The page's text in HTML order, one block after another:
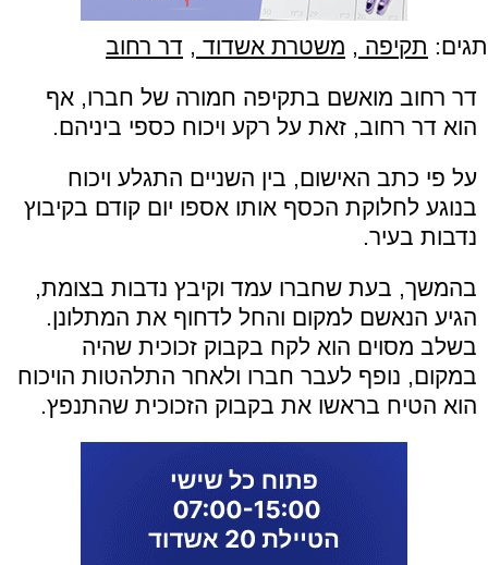
תגים: תקיפה , משטרת אשדוד , דר רחוב
דר רחוב מואשם בתקיפה חמורה של חברו, אף
הוא דר רחוב, זאת על רקע ויכוח כספי ביניהם.
על פי כתב האישום, בין השניים התגלע ויכוח
בנוגע לחלוקת הכסף אותו אספו יום קודם בקיבוץ
נדבות בעיר.
בהמשך, בעת שחברו עמד וקיבץ נדבות בצומת,
הגיע הנאשם למקום והחל לדחוף את המתלונן.
בשלב מסוים הוא לקח בקבוק זכוכית שהיה
במקום, נופף לעבר חברו ולאחר התלהטות הויכוח
הוא הטיח בראשו את בקבוק הזכוכית שהתנפץ.